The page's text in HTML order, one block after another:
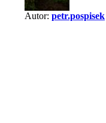
Autor: petr.pospisek